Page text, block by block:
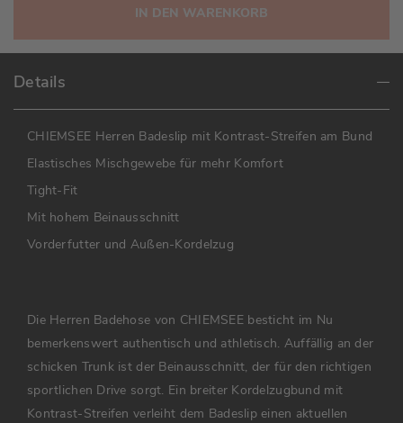
IN DEN WARENKORB
Details
CHIEMSEE Herren Badeslip mit Kontrast-Streifen am Bund
Elastisches Mischgewebe für mehr Komfort
Tight-Fit
Mit hohem Beinausschnitt
Vorderfutter und Außen-Kordelzug
Die Herren Badehose von CHIEMSEE besticht im Nu
bemerkenswert authentisch und athletisch. Auffällig an der
schicken Trunk ist der Beinausschnitt, der für den richtigen
sportlichen Drive sorgt. Ein breiter Kordelzugbund mit
Kontrast-Streifen verleiht dem Badeslip einen aktuellen